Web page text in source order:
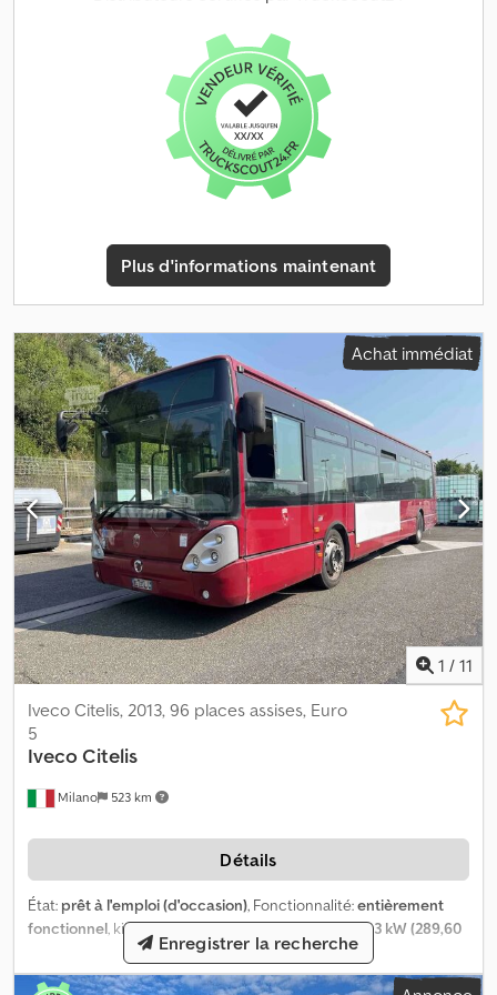
ABS, AdBlue, Bluetooth, Port USB,
Tachygraphe, airbag, assistance au maintien de voie, attelage
de remorque, chauffage de stationnement, climatisation,
climatisation de stationnement, compresseur, contrôle de
traction, direction assistée, filtre à particules, historique
complet d'entretien, immatriculation de camion,
immatriculation de la voiture, ordinateur de bord, phares
antibrouillard, phares supplémentaires, programme
régulation électrique des vitres, rétroviseur électrique, treuil à
câble, verrouillage centralisé, véhicule non-fumeur
parfait état. Expertisé le 13.05.2026 avec 0 défauts ! Kilométrage
Tachygraphe meuf et FAP neuf avec facture (5500 CHF) fait chez
IVECO SUISSE. Rien à prévoir, prêt a travailler ! Entièrement révisé
avec tout les filtres et huiles. EURO6
Plus d'informations maintenant
Achat immédiat
1 / 11
Milano 523 km
Iveco Citelis, 2013, 96 places assises, Euro
5
IvecoCitelis
Détails
État: prêt à l'emploi (d'occasion), Fonctionnalité:entièrement
fonctionnel, kilométrage:698 566 km, puissance:213 kW (289,60
, première immatriculation:11/2013, type de carburant:
nombre de sièges:22, nombre de places debout:72, type
Enregistrer la recherche